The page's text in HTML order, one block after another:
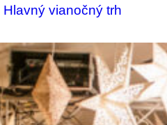
Hlavný vianočný trh